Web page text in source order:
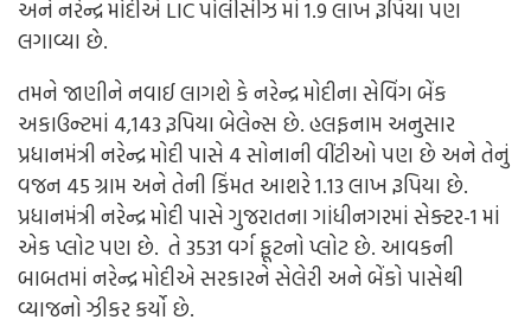
અને નરેન્દ્ર મોદીએ LIC પોલીસીઝ માં 1.9 લાખ રૂપિયા પણ
લગાવ્યા છે.
તમને જાણીને નવાઈ લાગશે કે નરેન્દ્ર મોદીના સેવિંગ બેંક
અકાઉન્ટમાં 4,143 રૂપિયા બેલેન્સ છે. હલફનામ અનુસાર
પ્રધાનમંત્રી નરેન્દ્ર મોદી પાસે 4 સોનાની વીંટીઓ પણ છે અને તેનું
વજન 45 ગ્રામ અને તેની કિંમત આશરે 1.13 લાખ રૂપિયા છે.
પ્રધાનમંત્રી નરેન્દ્ર મોદી પાસે ગુજરાતના ગાંધીનગરમાં સેક્ટર-1 માં
એક પ્લોટ પણ છે. તે 3531 વર્ગ ફૂટનો પ્લોટ છે. આવકની
બાબતમાં નરેન્દ્ર મોદીએ સરકારને સેલેરી અને બેંકો પાસેથી
વ્યાજનો ઝીકર કર્યો છે.